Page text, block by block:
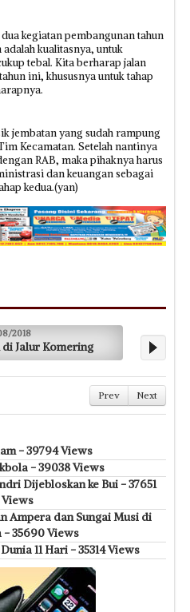
kegiatan pembangunan tahun
kualitasnya, untuk
tebal. Kita berharap jalan
ini, khususnya untuk tahap
jembatan yang sudah rampung
Kecamatan. Setelah nantinya
RAB, maka pihaknya harus
dan keuangan sebagai
kedua.(yan)
2018
Jalur Komering
Prev Next
- 39794 Views
- 39038 Views
Dijebloskan ke Bui - 37651
Views
Ampera dan Sungai Musi di
- 35690 Views
11 Hari - 35314 Views